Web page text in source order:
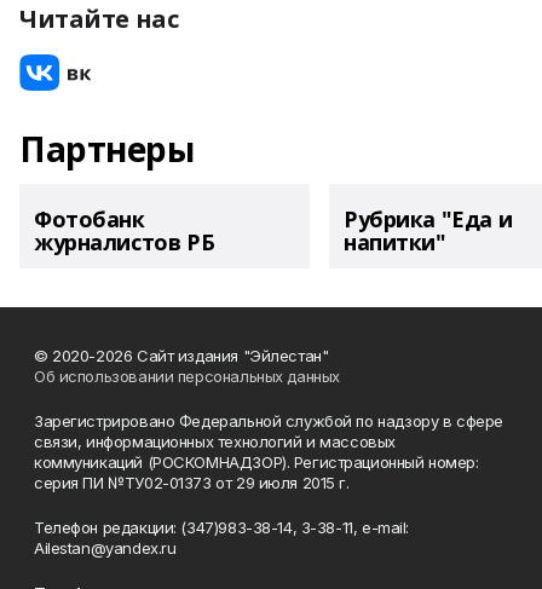
Читайте нас
Партнеры
Фотобанк
журналистов РБ
Рубрика "Еда и
напитки"
© 2020-2026 Сайт издания "Эйлестан"
Об использовании персональных данных
Зарегистрировано Федеральной службой по надзору в сфере
связи, информационных технологий и массовых
коммуникаций (РОСКОМНАДЗОР). Регистрационный номер:
серия ПИ №ТУ02-01373 от 29 июля 2015 г.
Телефон редакции: (347)983-38-14, 3-38-11, e-mail:
Ailestan@yandex.ru